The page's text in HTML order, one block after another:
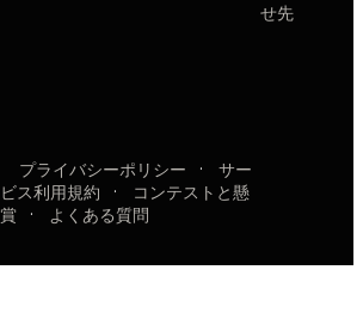
せ先
プライバシーポリシー ·
サー
ビス利用規約
·
コンテストと懸
賞
· よくある質問